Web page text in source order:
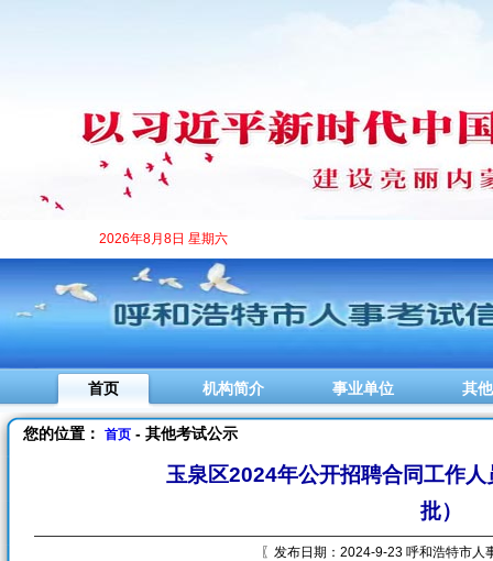
2026年8月8日 星期六
首页 机构简介 事业单位 其
您的位置： 首页- 其他考试公示
玉泉区2024年公开招聘合同工作
批）
〖发布日期：2024-9-23 呼和浩特市人